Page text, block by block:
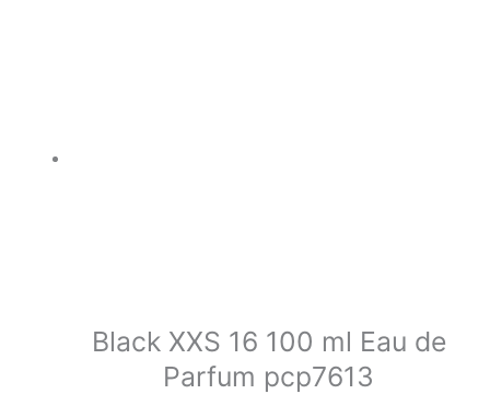
Black XXS 16 100 ml Eau de
Parfum pcp7613